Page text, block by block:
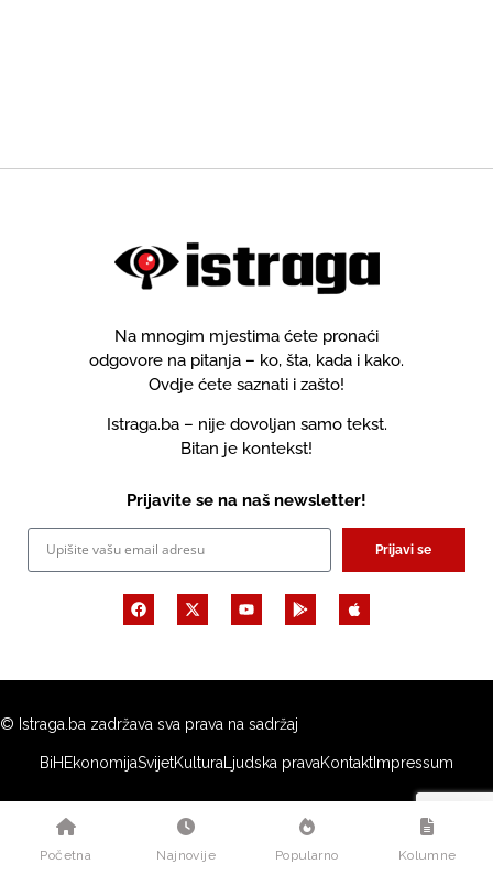
Na mnogim mjestima ćete pronaći
odgovore na pitanja – ko, šta, kada i kako.
Ovdje ćete saznati i zašto!
Istraga.ba – nije dovoljan samo tekst.
Bitan je kontekst!
Prijavite se na naš newsletter!
Prijavi se
© Istraga.ba zadržava sva prava na sadržaj
BiH EkonomijaSvijetKulturaLjudska pravaKontakt Impressum
Početna Najnovije Popularno Kolumne